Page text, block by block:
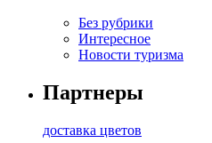
Без рубрики
Интересное
Новости туризма
Партнеры
доставка цветов